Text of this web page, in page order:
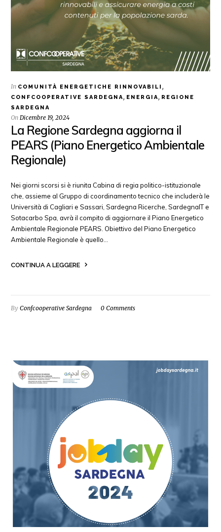
In COMUNITÀ ENERGETICHE RINNOVABILI,
CONFCOOPERATIVE SARDEGNA, ENERGIA, REGIONE
SARDEGNA
On Dicembre 19, 2024
La Regione Sardegna aggiorna il
PEARS (Piano Energetico Ambientale
Regionale)
Nei giorni scorsi si è riunita Cabina di regia politico-istituzionale
che, assieme al Gruppo di coordinamento tecnico che includerà le
Università di Cagliari e Sassari, Sardegna Ricerche, SardegnaIT e
Sotacarbo Spa, avrà il compito di aggiornare il Piano Energetico
Ambientale Regionale PEARS. Obiettivo del Piano Energetico
Ambientale Regionale è quello…
CONTINUA A LEGGERE
ByConfcooperative Sardegna 0 Comments